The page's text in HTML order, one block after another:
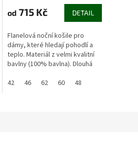
od 715 Kč DETAIL
Flanelová noční košile pro
dámy, které hledají pohodlí a
teplo. Materiál z velmi kvalitní
bavlny (100% bavlna). Dlouhá
jemným kulatým límečkem a...
42 46 62 60 48